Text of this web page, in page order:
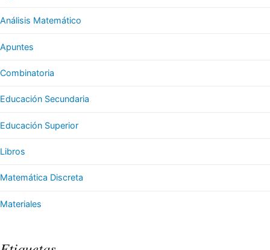
Análisis Matemático
Apuntes
Combinatoria
Educación Secundaria
Educación Superior
Libros
Matemática Discreta
Materiales